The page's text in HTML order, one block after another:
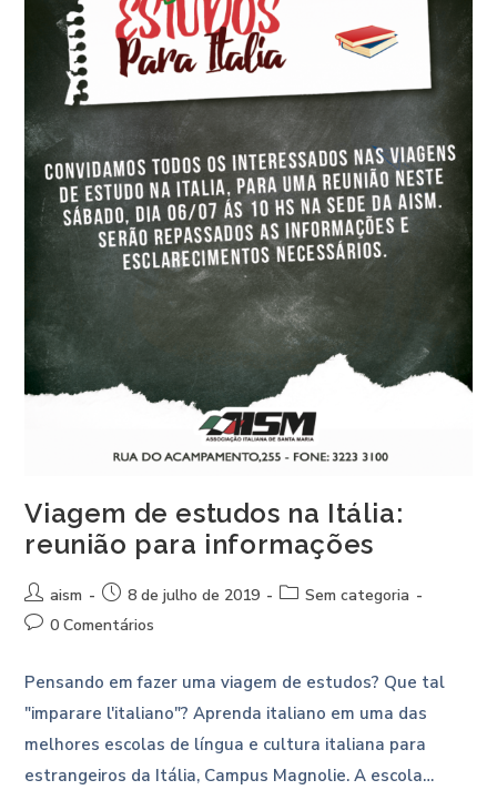
Viagem de estudos na Itália:
reunião para informações
aism 8 de julho de 2019
Sem categoria
0 Comentários
Pensando em fazer uma viagem de estudos? Que tal
"imparare l'italiano"? Aprenda italiano em uma das
melhores escolas de língua e cultura italiana para
estrangeiros da Itália, Campus Magnolie. A escola…